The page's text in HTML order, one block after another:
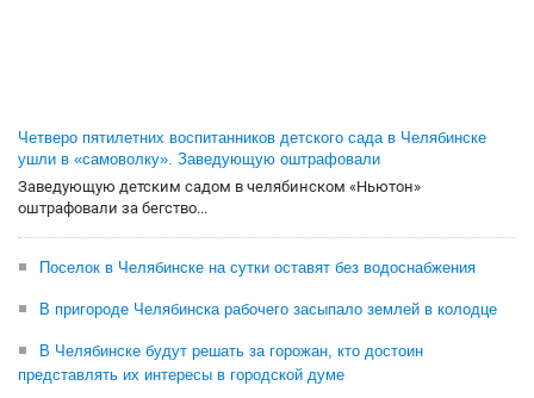
Четверо пятилетних воспитанников детского сада в Челябинске
ушли в «самоволку». Заведующую оштрафовали
Заведующую детским садом в челябинском «Ньютон»
оштрафовали за бегство...
Поселок в Челябинске на сутки оставят без водоснабжения
В пригороде Челябинска рабочего засыпало землей в колодце
В Челябинске будут решать за горожан, кто достоин
представлять их интересы в городской думе